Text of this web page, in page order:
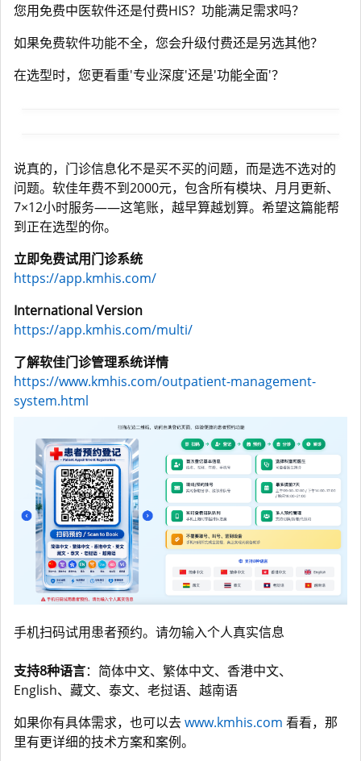
您用免费中医软件还是付费HIS？功能满足需求吗？
如果免费软件功能不全，您会升级付费还是另选其他？
在选型时，您更看重'专业深度'还是'功能全面'？
说真的，门诊信息化不是买不买的问题，而是选不选对的
问题。软佳年费不到2000元，包含所有模块、月月更新、
7×12小时服务——这笔账，越早算越划算。希望这篇能帮
到正在选型的你。
立即免费试用门诊系统
https://app.kmhis.com/
International Version
https://app.kmhis.com/multi/
了解软佳门诊管理系统详情
https://www.kmhis.com/outpatient-management-
system.html
手机扫码试用患者预约。请勿输入个人真实信息
支持8种语言：简体中文、繁体中文、香港中文、
English、藏文、泰文、老挝语、越南语
如果你有具体需求，也可以去www.kmhis.com 看看，那
里有更详细的技术方案和案例。